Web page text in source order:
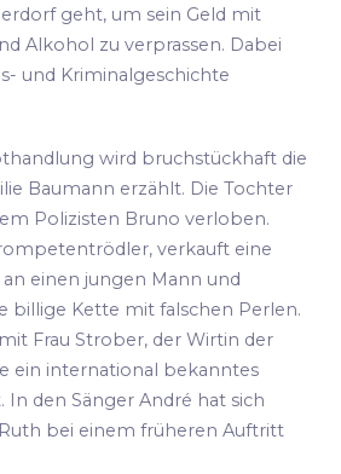
geht, um sein Geld mit
Alkohol zu verprassen. Dabei
und Kriminalgeschichte
wird bruchstückhaft die
Baumann erzählt. Die Tochter
Polizisten Bruno verloben.
verkauft eine
einen jungen Mann und
billige Kette mit falschen Perlen.
Frau Strober, der Wirtin der
ein international bekanntes
In den Sänger André hat sich
bei einem früheren Auftritt